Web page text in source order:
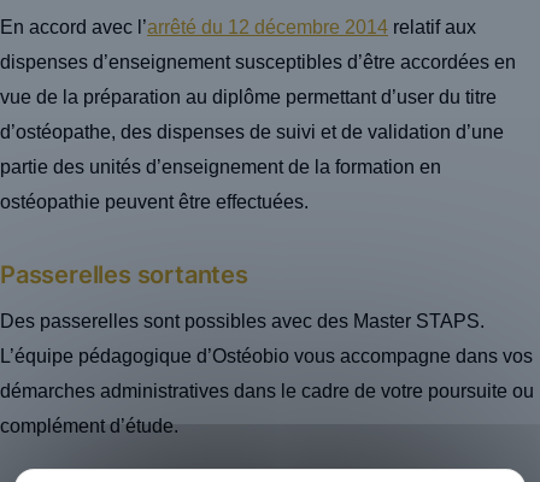
En accord avec l’arrêté du 12 décembre 2014 relatif aux
dispenses d’enseignement susceptibles d’être accordées en
vue de la préparation au diplôme permettant d’user du titre
d’ostéopathe, des dispenses de suivi et de validation d’une
partie des unités d’enseignement de la formation en
ostéopathie peuvent être effectuées.
Passerelles sortantes
Des passerelles sont possibles avec des Master STAPS.
L’équipe pédagogique d’Ostéobio vous accompagne dans vos
démarches administratives dans le cadre de votre poursuite ou
complément d’étude.